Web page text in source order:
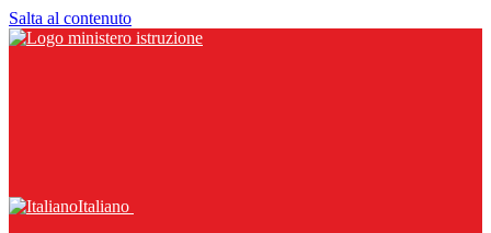
Salta al contenuto
Italiano